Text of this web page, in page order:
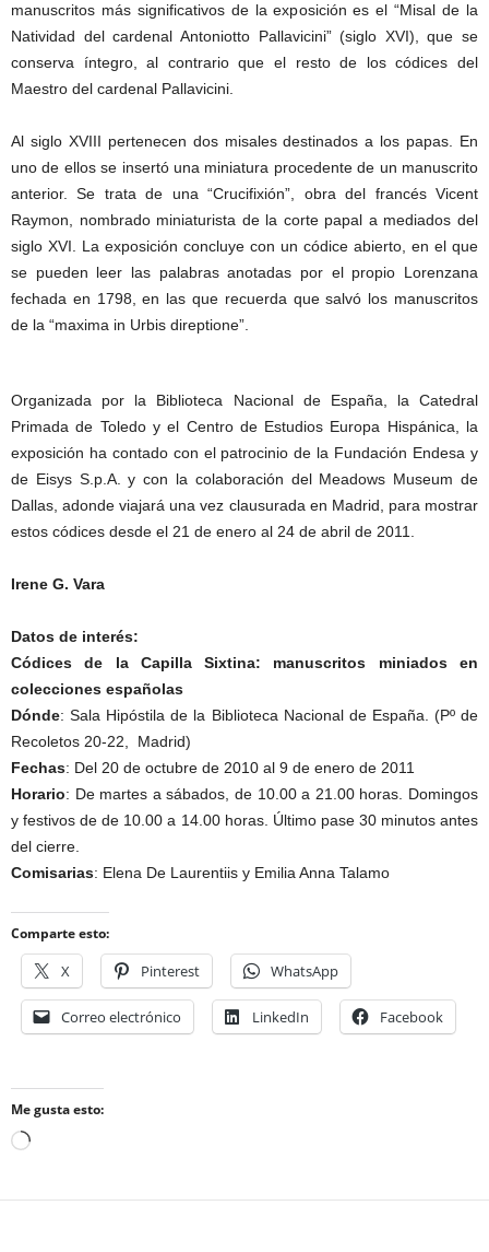
manuscritos más significativos de la exposición es el “Misal de la
Natividad del cardenal Antoniotto Pallavicini” (siglo XVI), que se
conserva íntegro, al contrario que el resto de los códices del
Maestro del cardenal Pallavicini.
Al siglo XVIII pertenecen dos misales destinados a los papas. En
uno de ellos se insertó una miniatura procedente de un manuscrito
anterior. Se trata de una “Crucifixión”, obra del francés Vicent
Raymon, nombrado miniaturista de la corte papal a mediados del
siglo XVI. La exposición concluye con un códice abierto, en el que
se pueden leer las palabras anotadas por el propio Lorenzana
fechada en 1798, en las que recuerda que salvó los manuscritos
de la “maxima in Urbis direptione”.
Organizada por la Biblioteca Nacional de España, la Catedral
Primada de Toledo y el Centro de Estudios Europa Hispánica, la
exposición ha contado con el patrocinio de la Fundación Endesa y
de Eisys S.p.A. y con la colaboración del Meadows Museum de
Dallas, adonde viajará una vez clausurada en Madrid, para mostrar
estos códices desde el 21 de enero al 24 de abril de 2011.
Irene G. Vara
Datos de interés:
Códices de la Capilla Sixtina: manuscritos miniados en
colecciones españolas
Dónde: Sala Hipóstila de la Biblioteca Nacional de España. (Pº de
Recoletos 20-22, Madrid)
Fechas: Del 20 de octubre de 2010 al 9 de enero de 2011
Horario: De martes a sábados, de 10.00 a 21.00 horas. Domingos
y festivos de de 10.00 a 14.00 horas. Último pase 30 minutos antes
del cierre.
Comisarias: Elena De Laurentiis y Emilia Anna Talamo
Comparte esto:
X Pinterest WhatsApp
Correo electrónico LinkedIn Facebook
Me gusta esto:
Cargando...